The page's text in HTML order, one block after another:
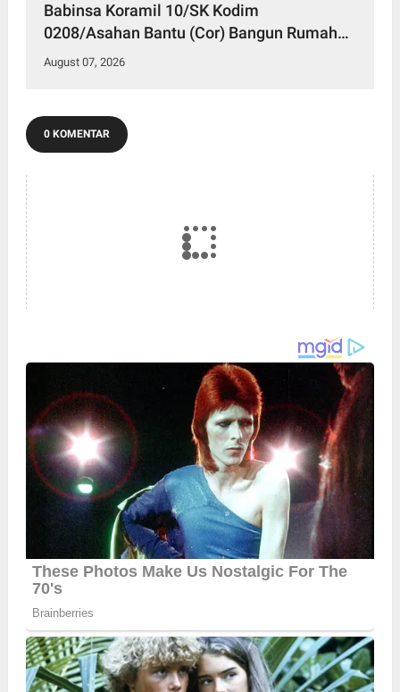
Babinsa Koramil 10/SK Kodim
0208/Asahan Bantu (Cor) Bangun Rumah
Warga
August 07, 2026
0 KOMENTAR